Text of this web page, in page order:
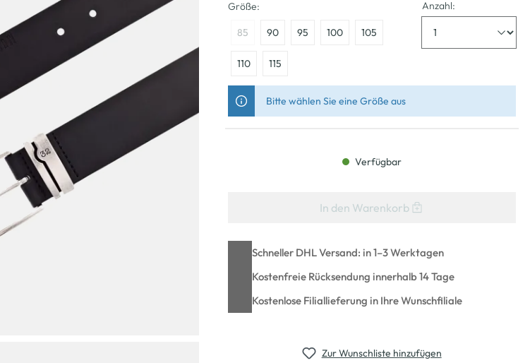
Größe:
85 90 95 100 105
110 115
Anzahl:
Bitte wählen Sie eine Größe aus
Verfügbar
In den Warenkorb
Schneller DHL Versand: in 1–3 Werktagen
Kostenfreie Rücksendung innerhalb 14 Tage
Kostenlose Filiallieferung in Ihre Wunschfiliale
Zur Wunschliste hinzufügen